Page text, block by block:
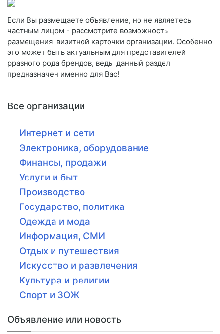
Если Вы размещаете объявление, но не являетесь
частным лицом - рассмотрите возможность
размещения визитной карточки организации. Особенно
это может быть актуальным для представителей
рразного рода брендов, ведь данный раздел
предназначен именно для Вас!
Все организации
Интернет и сети
Электроника, оборудование
Финансы, продажи
Услуги и быт
Производство
Государство, политика
Одежда и мода
Информация, СМИ
Отдых и путешествия
Искусство и развлечения
Культура и религии
Спорт и ЗОЖ
Объявление или новость